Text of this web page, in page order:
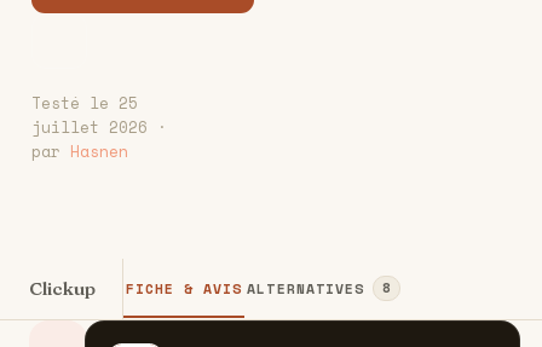
Testé le 25
juillet 2026 ·
par Hasnen
Clickup FICHE & AVIS ALTERNATIVES 8